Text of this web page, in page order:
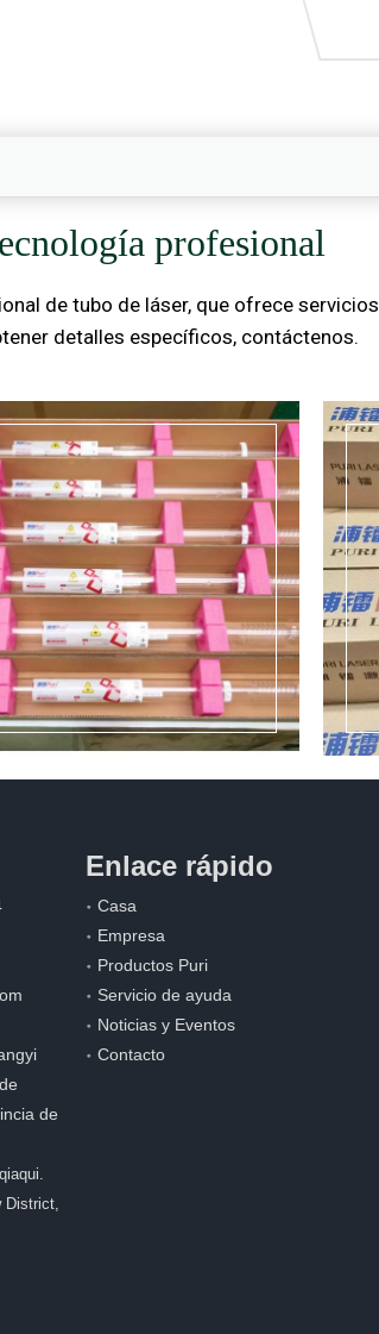
profesional
de tubo de láser, que ofrece servicios
detalles específicos, contáctenos.
de
Enlace rápido
Casa
Empresa
Productos Puri
Servicio de ayuda
Noticias y Eventos
Contacto